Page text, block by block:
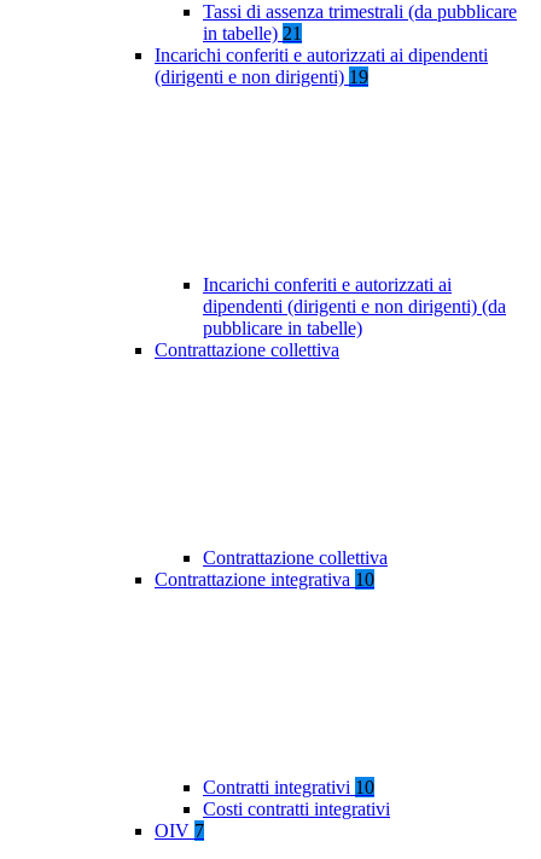
Tassi di assenza trimestrali (da pubblicare
in tabelle) 21
Incarichi conferiti e autorizzati ai dipendenti
(dirigenti e non dirigenti) 19
Incarichi conferiti e autorizzati ai
dipendenti (dirigenti e non dirigenti) (da
pubblicare in tabelle)
Contrattazione collettiva
Contrattazione collettiva
Contrattazione integrativa 10
Contratti integrativi 10
Costi contratti integrativi
OIV 7